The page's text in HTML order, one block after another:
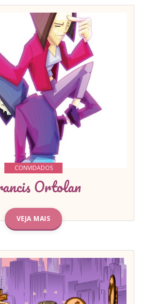
CONVIDADOS
Ortolan
VEJA MAIS